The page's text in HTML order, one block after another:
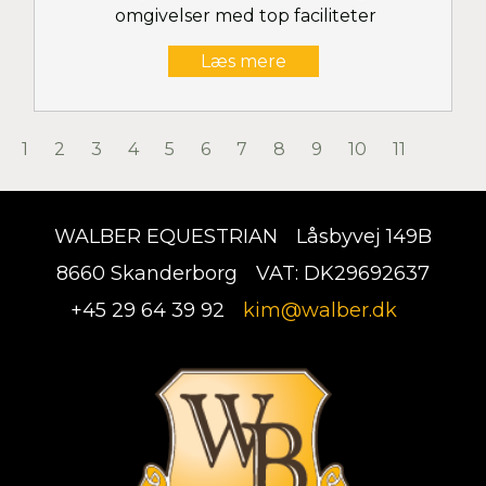
omgivelser med top faciliteter
Læs mere
1 2 3 4 5 6 7 8 9 10 11
WALBER EQUESTRIAN
Låsbyvej 149B
8660 Skanderborg
VAT: DK29692637
+45 29 64 39 92
kim@walber.dk